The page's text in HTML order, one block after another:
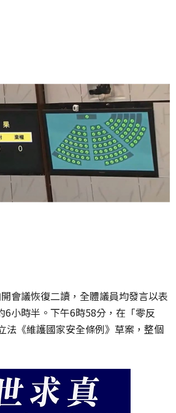
會議恢復二讀，全體議員均發言以表
6小時半。下午6時58分，在「零反
法《維護國家安全條例》草案，整個